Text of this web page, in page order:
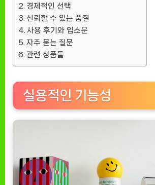
경제적인 선택
신뢰할 수 있는 품질
사용 후기와 입소문
자주 묻는 질문
관련 상품들
실용적인 기능성